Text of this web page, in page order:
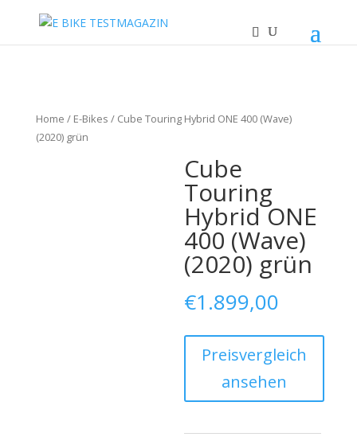
Home / E-Bikes / Cube Touring Hybrid ONE 400 (Wave)
(2020) grün
Cube
Touring
Hybrid ONE
400 (Wave)
(2020) grün
€1.899,00
Preisvergleich
ansehen